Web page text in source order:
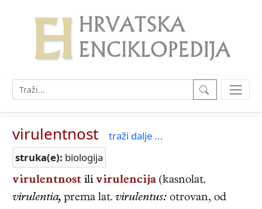
virulentnost
traži dalje ...
struka(e): biologija
virulentnost ili virulencija (kasnolat.
virulentia, prema lat. virulentus: otrovan, od